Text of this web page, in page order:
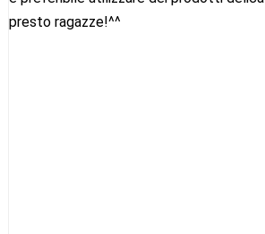
presto ragazze!^^